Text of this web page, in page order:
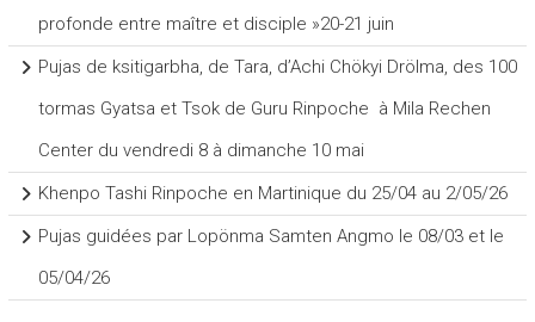
profonde entre maître et disciple »20-21 juin
Pujas de ksitigarbha, de Tara, d’Achi Chökyi Drölma, des 100
tormas Gyatsa et Tsok de Guru Rinpoche à Mila Rechen
Center du vendredi 8 à dimanche 10 mai
Khenpo Tashi Rinpoche en Martinique du 25/04 au 2/05/26
Pujas guidées par Lopönma Samten Angmo le 08/03 et le
05/04/26